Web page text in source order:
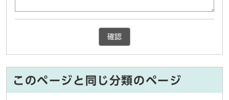
確認
このページと同じ分類のページ